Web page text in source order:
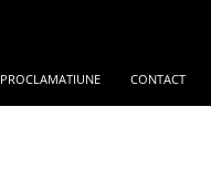
PROCLAMATIUNE CONTACT